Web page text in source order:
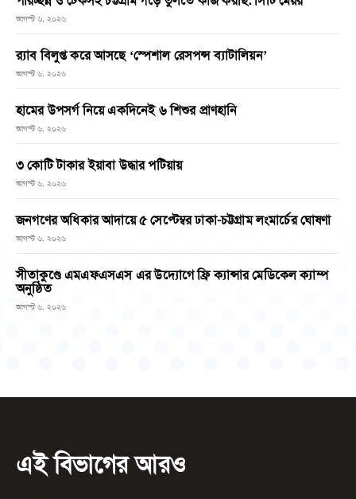
আগস্ট ৬, ২০২৬
র‌্যাব বিলুপ্ত করে আসছে ‘স্পেশাল রেসপন্স ব্যাটালিয়ন’
আগস্ট ৬, ২০২৬
হামের উপসর্গ নিয়ে একদিনেই ৬ শিশুর প্রাণহানি
আগস্ট ৬, ২০২৬
৩ কোটি টাকার ইয়াবা উদ্ধার পটিয়ায়
আগস্ট ৬, ২০২৬
জনগণের অধিকার আদায়ে ৫ সেপ্টেম্বর ঢাকা-চট্টগ্রাম লংমার্চের ঘোষণা
আগস্ট ৬, ২০২৬
সীতাকুণ্ডে এমএফএসএস এর উদ্যোগে ফ্রি ক্যান্সার মেডিকেল ক্যাম্প
অনুষ্ঠিত
আগস্ট ৬, ২০২৬
এই বিভাগের আরও